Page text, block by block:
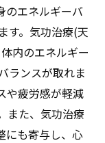
のエネルギーバ
す。気功治療(天
内のエネルギー
ランスが取れま
や疲労感が軽減
また、気功治療
にも寄与し、心